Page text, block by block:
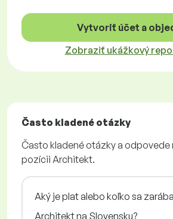
Vytvoriť účet a
Zobraziť ukážkový
Často kladené otázky
Často kladené otázky a odpovede
pozícii Architekt.
Aký je plat alebo koľko sa
Architekt na Slovensku?